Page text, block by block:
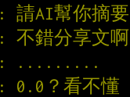
: 請AI幫你摘
: 不錯分享文啊
: .........
: 0.0？看不懂